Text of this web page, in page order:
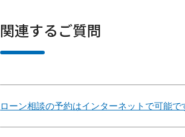
関連するご質問
ローン相談の予約はインターネットで可能で